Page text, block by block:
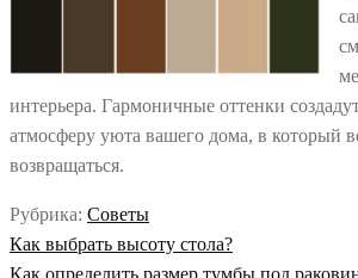
интерьера. Гармоничные оттенки
атмосферу уюта вашего дома, в который
возвращаться.
Рубрика: Советы
Навигация
Предыдущая
запись:
Как выбрать высоту стола?
Следующая
Как определить размер тумбы под